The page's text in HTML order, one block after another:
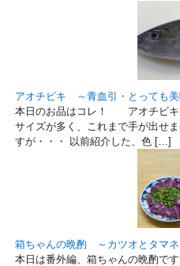
アオチビキ ～青血引・とっても美
本日のお品はコレ！ アオチビキ
サイズが多く、これまで手が出せ
すが・・・ 以前紹介した、色 […]
箱ちゃんの晩酌 ～カツオとタマネ
本日は番外編、箱ちゃんの晩酌で